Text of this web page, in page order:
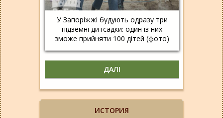
У Запоріжжі будують одразу три
підземні дитсадки: один із них
зможе прийняти 100 дітей (фото)
ДАЛІ
ИСТОРИЯ